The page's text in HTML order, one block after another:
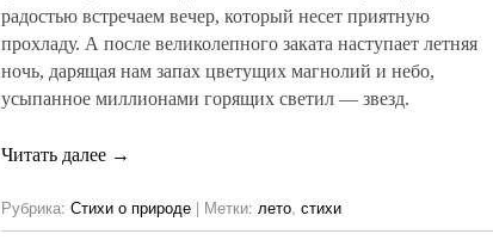
радостью встречаем вечер, который несет приятную
прохладу. А после великолепного заката наступает летняя
ночь, дарящая нам запах цветущих магнолий и небо,
усыпанное миллионами горящих светил — звезд.
Читать далее →
Рубрика: Стихи о природе | Метки: лето, стихи